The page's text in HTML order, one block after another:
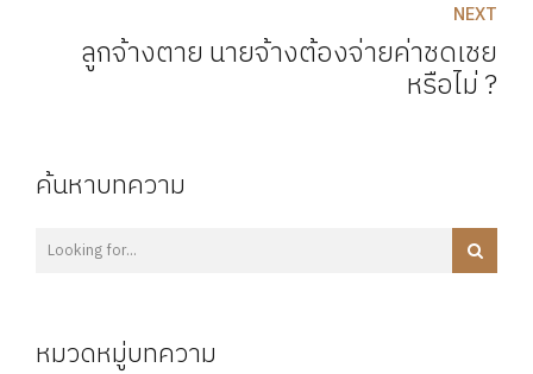
NEXT
ลูกจ้างตาย นายจ้างต้องจ่ายค่าชดเชย
หรือไม่ ?
ค้นหาบทความ
หมวดหมู่บทความ